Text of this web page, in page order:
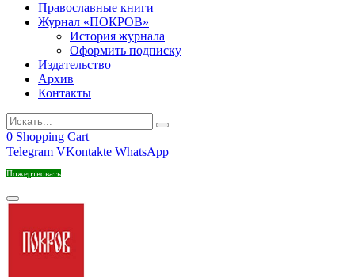
Православные книги
Журнал «ПОКРОВ»
История журнала
Оформить подписку
Издательство
Архив
Контакты
0 Shopping Cart
Telegram VKontakte WhatsApp
Пожертвовать